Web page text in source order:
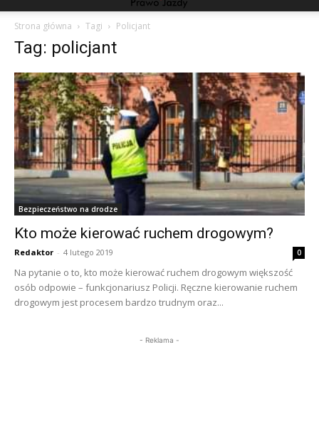
Strona główna Tagi Policjant
Tag: policjant
Bezpieczeństwo na drodze
Kto może kierować ruchem drogowym?
Redaktor - 4 lutego 2019 0
Na pytanie o to, kto może kierować ruchem drogowym większość
osób odpowie – funkcjonariusz Policji. Ręczne kierowanie ruchem
drogowym jest procesem bardzo trudnym oraz...
- Reklama -